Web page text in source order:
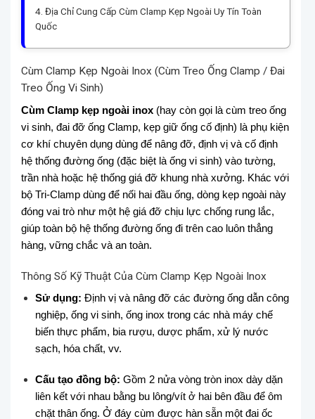
Địa Chỉ Cung Cấp Cùm Clamp Kẹp Ngoài Uy Tín Toàn
Quốc
Cùm Clamp Kẹp Ngoài Inox (Cùm Treo Ống Clamp / Đai
Treo Ống Vi Sinh)
Cùm Clamp kẹp ngoài inox (hay còn gọi là cùm treo ống
vi sinh, đai đỡ ống Clamp, kẹp giữ ống cố định) là phụ kiện
cơ khí chuyên dụng dùng để nâng đỡ, định vị và cố định
hệ thống đường ống (đặc biệt là ống vi sinh) vào tường,
trần nhà hoặc hệ thống giá đỡ khung nhà xưởng. Khác với
bộ Tri-Clamp dùng để nối hai đầu ống, dòng kẹp ngoài này
đóng vai trò như một hệ giá đỡ chịu lực chống rung lắc,
giúp toàn bộ hệ thống đường ống đi trên cao luôn thẳng
hàng, vững chắc và an toàn.
Thông Số Kỹ Thuật Của Cùm Clamp Kẹp Ngoài Inox
Sử dụng: Định vị và nâng đỡ các đường ống dẫn công
nghiệp, ống vi sinh, ống inox trong các nhà máy chế
biến thực phẩm, bia rượu, dược phẩm, xử lý nước
sạch, hóa chất, vv.
Cấu tạo đồng bộ: Gồm 2 nửa vòng tròn inox dày dặn
liên kết với nhau bằng bu lông/vít ở hai bên đầu để ôm
chặt thân ống. Ở đáy cùm được hàn sẵn một đai ốc